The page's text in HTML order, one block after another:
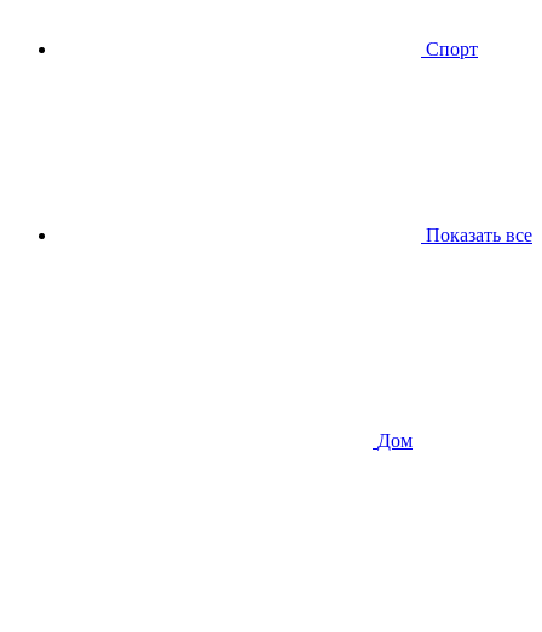
Спорт
Показать все
Дом